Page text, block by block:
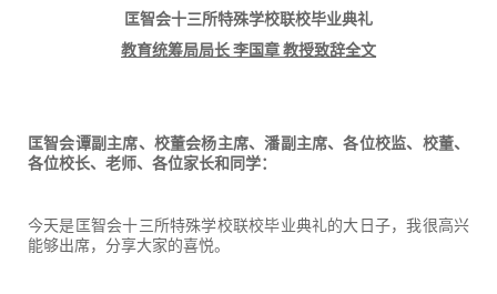
匡智会十三所特殊学校联校毕业典礼
教育统筹局局长 李国章 教授致辞全文
匡智会谭副主席、校董会杨主席、潘副主席、各位校监、校董、
各位校长、老师、各位家长和同学：
今天是匡智会十三所特殊学校联校毕业典礼的大日子，我很高兴
能够出席，分享大家的喜悦。